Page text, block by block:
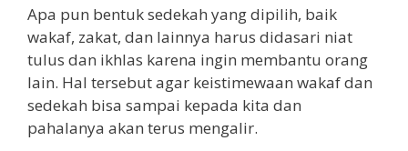
Apa pun bentuk sedekah yang dipilih, baik
wakaf, zakat, dan lainnya harus didasari niat
tulus dan ikhlas karena ingin membantu orang
lain. Hal tersebut agar keistimewaan wakaf dan
sedekah bisa sampai kepada kita dan
pahalanya akan terus mengalir.